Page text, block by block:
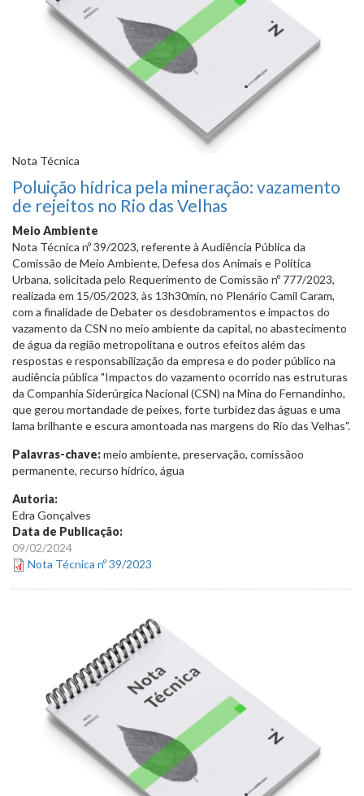
Nota Técnica
Poluição hídrica pela mineração: vazamento
de rejeitos no Rio das Velhas
Meio Ambiente
Nota Técnica nº 39/2023, referente à Audiência Pública da
Comissão de Meio Ambiente, Defesa dos Animais e Política
Urbana, solicitada pelo Requerimento de Comissão nº 777/2023,
realizada em 15/05/2023, às 13h30min, no Plenário Camil Caram,
com a finalidade de Debater os desdobramentos e impactos do
vazamento da CSN no meio ambiente da capital, no abastecimento
de água da região metropolitana e outros efeitos além das
respostas e responsabilização da empresa e do poder público na
audiência pública "Impactos do vazamento ocorrido nas estruturas
da Companhia Siderúrgica Nacional (CSN) na Mina do Fernandinho,
que gerou mortandade de peixes, forte turbidez das águas e uma
lama brilhante e escura amontoada nas margens do Rio das Velhas".
Palavras-chave:meio ambiente, preservação, comissãoo
permanente, recurso hídrico, água
Autoria:
Edra Gonçalves
Data de Publicação:
09/02/2024
Nota Técnica nº 39/2023